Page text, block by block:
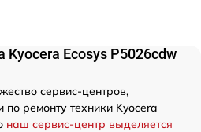
Ecosys P5026cdw
сервис-центров,
ремонту техники Kyocera
наш сервис-центр выделяется